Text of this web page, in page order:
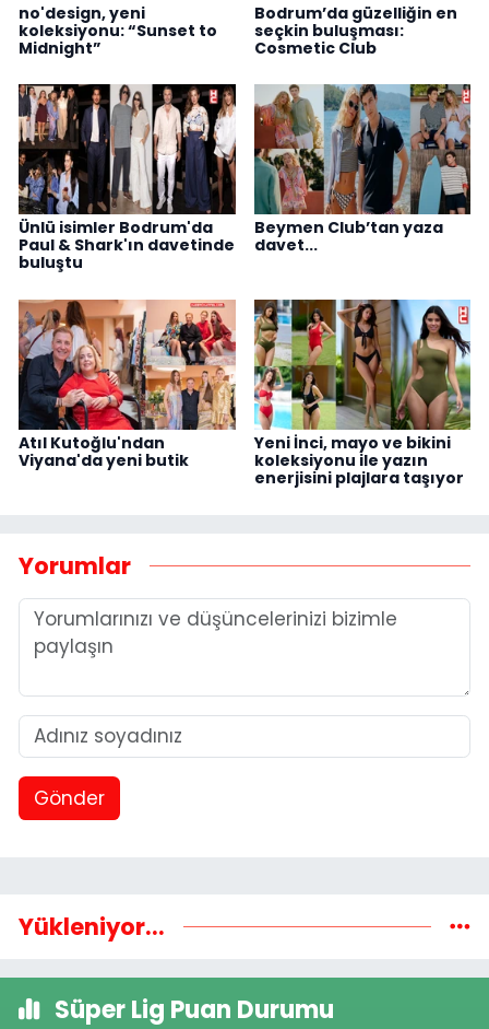
no'design, yeni
koleksiyonu: “Sunset to
Midnight”
Bodrum’da güzelliğin en
seçkin buluşması:
Cosmetic Club
Ünlü isimler Bodrum'da
Paul & Shark'ın davetinde
buluştu
Beymen Club’tan yaza
davet...
Atıl Kutoğlu'ndan
Viyana'da yeni butik
Yeni İnci, mayo ve bikini
koleksiyonu ile yazın
enerjisini plajlara taşıyor
Yorumlar
Gönder
Yükleniyor...
Süper Lig Puan Durumu